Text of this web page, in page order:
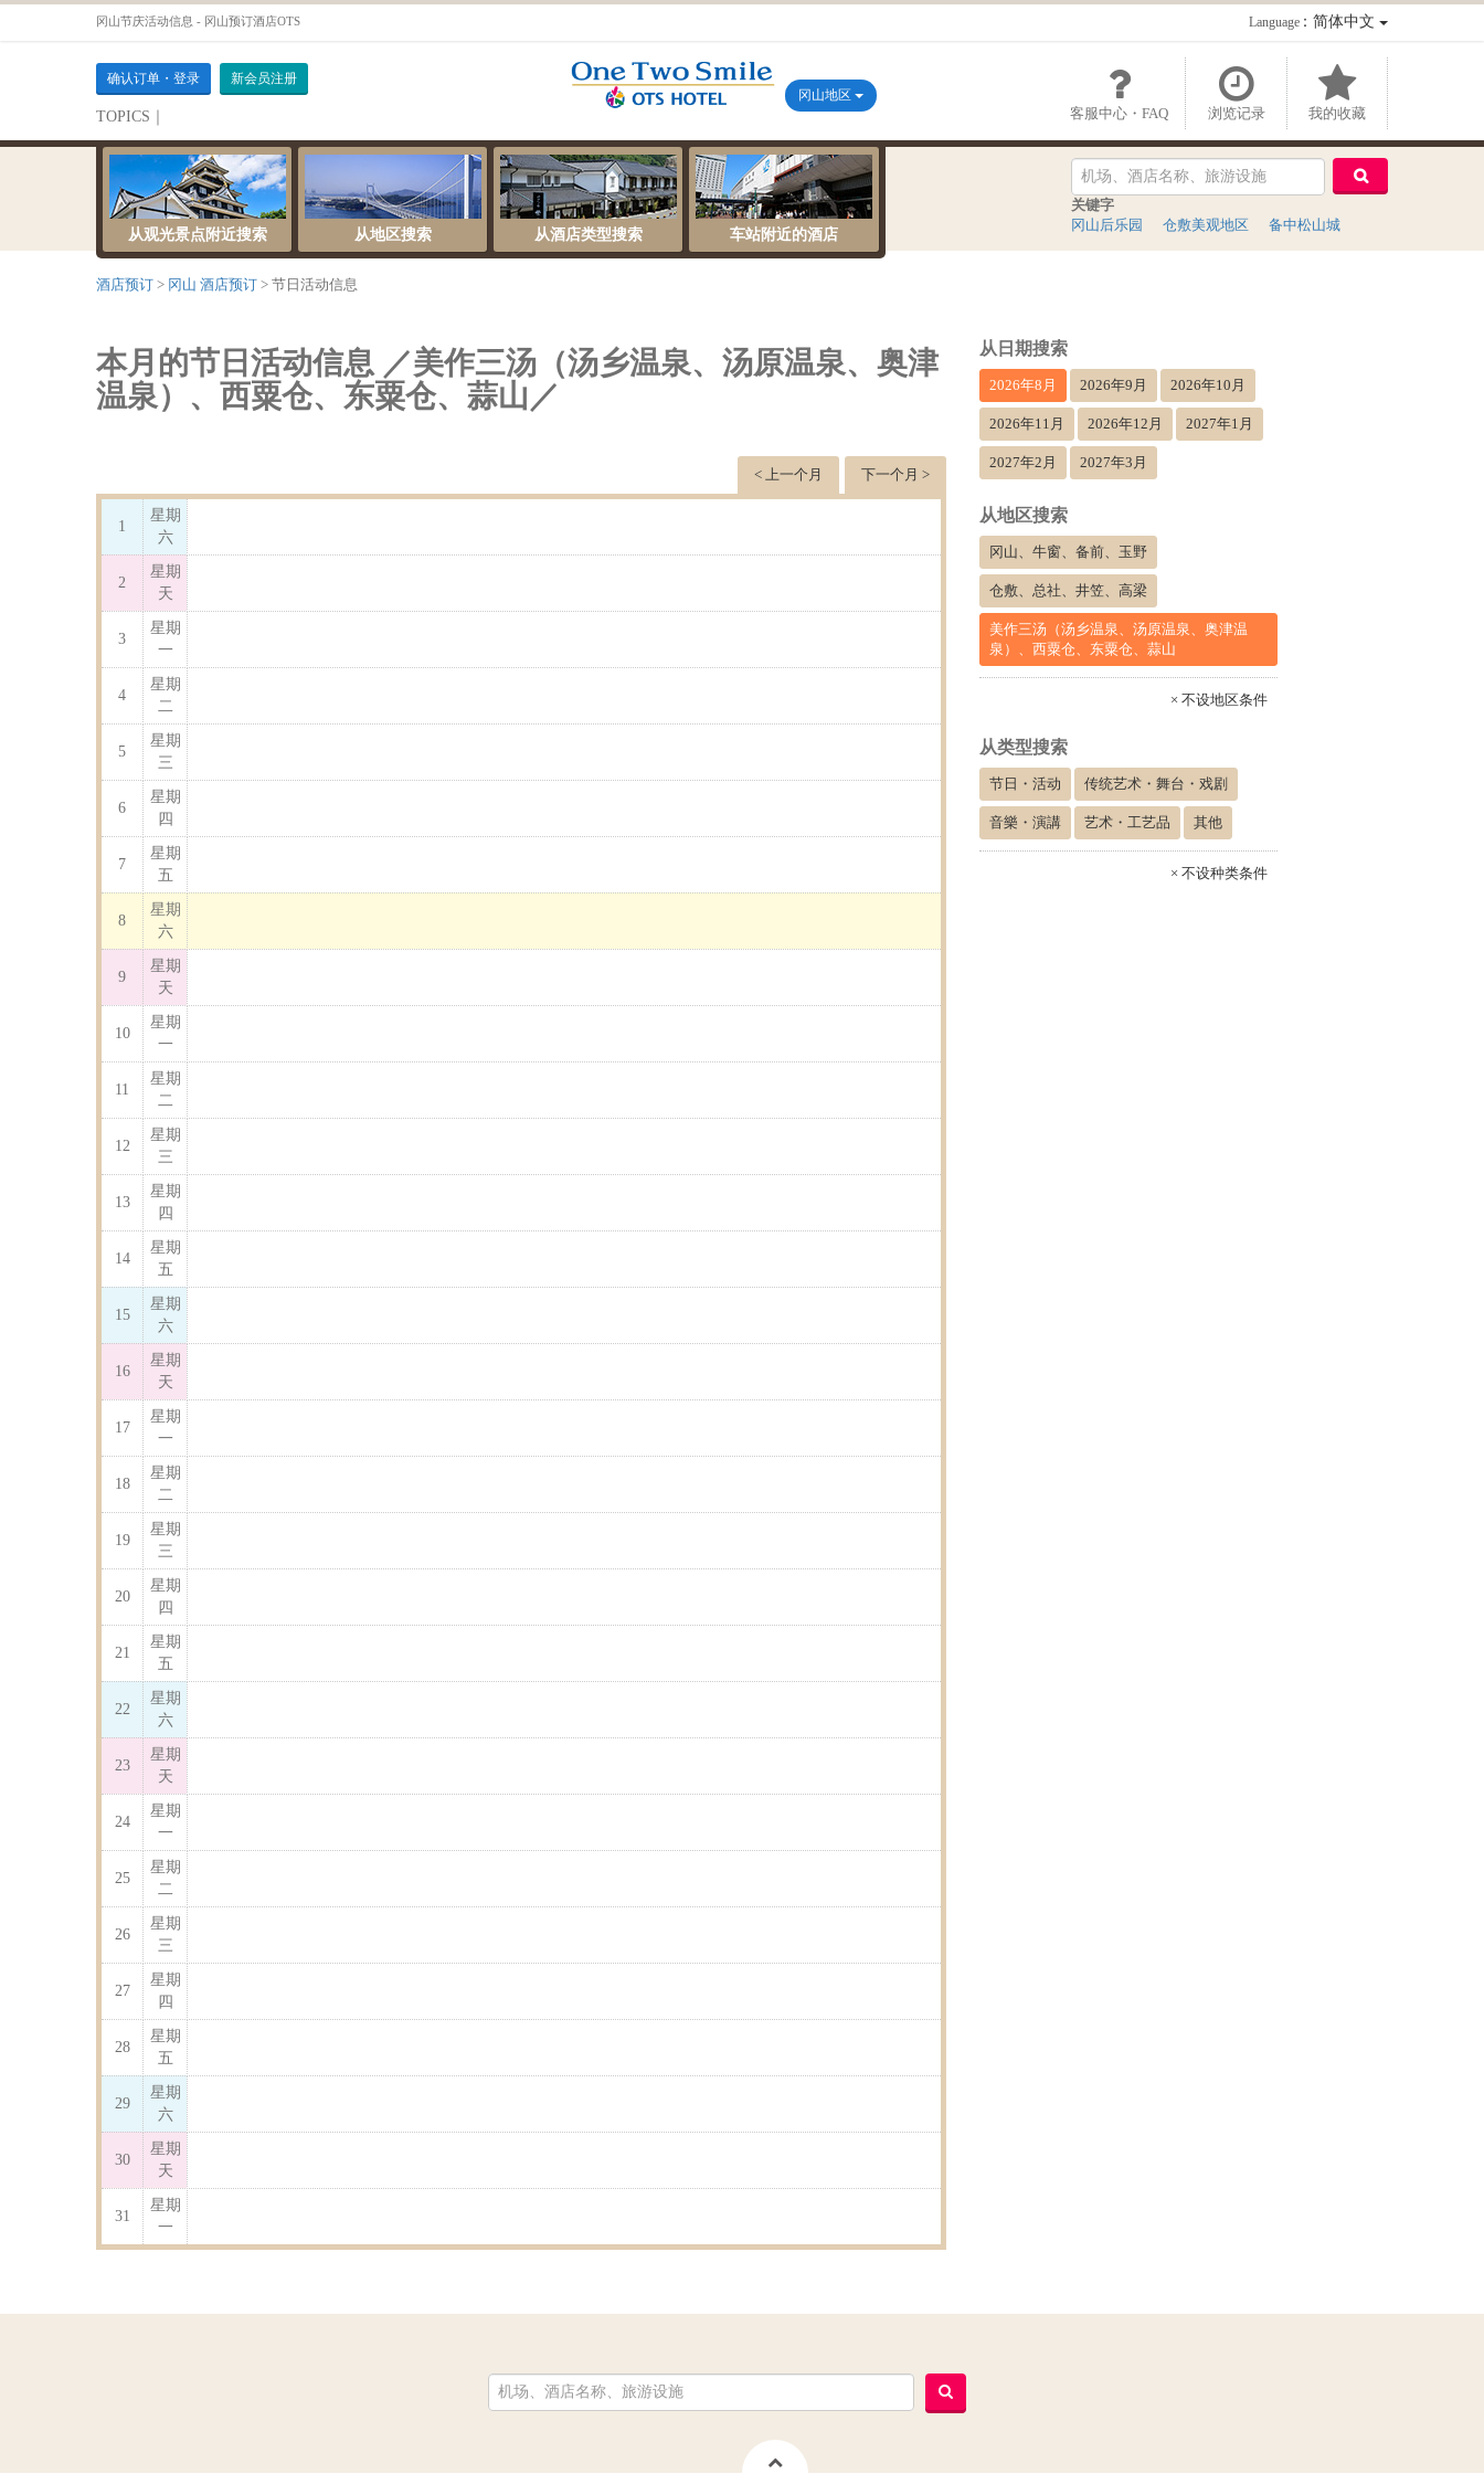
冈山节庆活动信息 - 冈山预订酒店OTS Language：简体中文
确认订单・登录 新会员注册
TOPICS｜
伺服器維護公告
客服中心・FAQ 浏览记录 我的收藏
冈山地区
从观光景点附近搜索 从地区搜索 从酒店类型搜索 车站附近的酒店
关键字
冈山后乐园
仓敷美观地区 备中松山城
酒店预订 冈山 酒店预订 节日活动信息
本月的节日活动信息 ／美作三汤（汤乡温泉、汤原温泉、奥津
温泉）、西粟仓、东粟仓、蒜山／
下一个月 >
< 上一个月
1
星期
六
2
星期
天
3
星期
一
4
星期
二
5
星期
三
6
星期
四
7
星期
五
8
星期
六
9
星期
天
10
星期
一
11
星期
二
12
星期
三
13
星期
四
14
星期
五
15
星期
六
16
星期
天
17
星期
一
18
星期
二
19
星期
三
20
星期
四
21
星期
五
22
星期
六
23
星期
天
24
星期
一
25
星期
二
26
星期
三
27
星期
四
28
星期
五
29
星期
六
30
星期
天
31
星期
一
从日期搜索
2026年8月 2026年9月 2026年10月
2026年11月 2026年12月 2027年1月
2027年2月 2027年3月
从地区搜索
冈山、牛窗、备前、玉野
仓敷、总社、井笠、高梁
美作三汤（汤乡温泉、汤原温泉、奥津温
泉）、西粟仓、东粟仓、蒜山
× 不设地区条件
从类型搜索
节日・活动 传统艺术・舞台・戏剧
音樂・演講 艺术・工艺品 其他
× 不设种类条件